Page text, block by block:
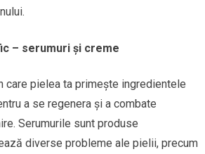
– serumuri și creme
care pielea ta primește ingredientele
a se regenera și a combate
Serumurile sunt produse
diverse probleme ale pielii, precum